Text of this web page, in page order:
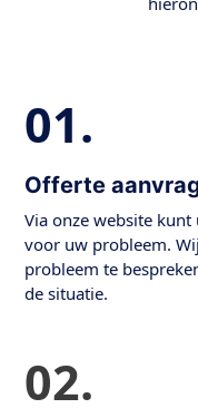
01.
Offerte
Via onze website
voor uw probleem.
probleem te
de situatie.
02.